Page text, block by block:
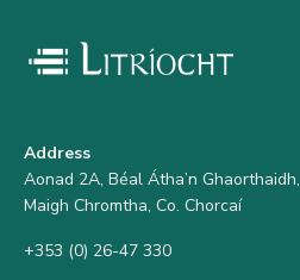
Address
Aonad 2A, Béal Átha’n Ghaorthaidh,
Maigh Chromtha, Co. Chorcaí
+353 (0) 26-47 330